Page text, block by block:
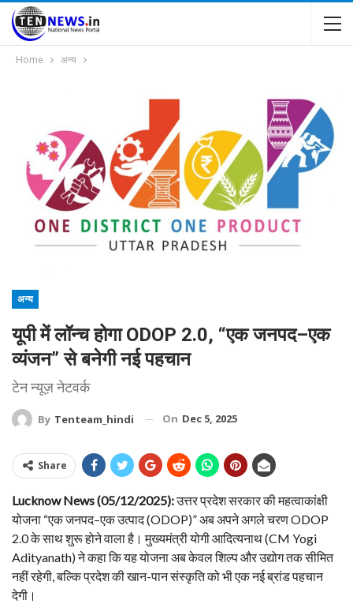
Home अन्य
अन्य
यूपी में लॉन्च होगा ODOP 2.0, “एक जनपद–एक
व्यंजन” से बनेगी नई पहचान
टेन न्यूज़ नेटवर्क
By Tenteam_hindi On Dec 5, 2025
Share
Lucknow News (05/12/2025):उत्तर प्रदेश सरकार की महत्वाकांक्षी
योजना “एक जनपद–एक उत्पाद (ODOP)” अब अपने अगले चरण ODOP
2.0 के साथ शुरू होने वाला है। मुख्यमंत्री योगी आदित्यनाथ (CM Yogi
Adityanath) ने कहा कि यह योजना अब केवल शिल्प और उद्योग तक सीमित
नहीं रहेगी, बल्कि प्रदेश की खान-पान संस्कृति को भी एक नई ब्रांड पहचान
देगी।